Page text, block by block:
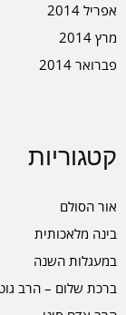
אפריל 2014
מרץ 2014
פברואר 2014
קטגוריות
אור הסולם
בינה מלאכותית
במעגלות השנה
ברכת שלום – הרב